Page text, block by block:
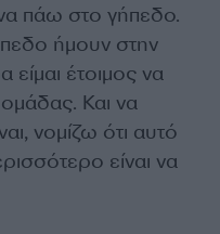
πάω στο γήπεδο.
ήμουν στην
έτοιμος να
Και να
νομίζω ότι αυτό
είναι να